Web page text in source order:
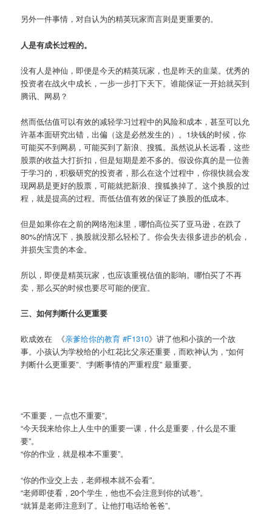
另外一件事情，对自认为的精英玩家而言则是更重要的。
人是有成长过程的。
没有人是神仙，即便是今天的精英玩家，也是昨天的韭菜。优秀的
投资者在战火中成长，一步一步打下天下。谁能保证一开始就买到
腾讯、网易？
然而低估值可以有效的减轻学习过程中的风险和成本，甚至可以允
许基本面研究出错，出偏（这是必然发生的）。1块钱的时候，你
可能买不到网易，可能买到了新浪、搜狐。虽然说从长远看，这些
股票的收益大打折扣，但是短期是差不多的。假设你真的是一位善
于学习的，积极研究的投资者，那么在这个过程中，你很快就会发
现网易是更好的股票，可能就把新浪、搜狐换掉了。这个换股的过
程，就是提高的过程。而低估值有效的保证了换股的低成本。
但是如果你在之前的网络泡沫里，哪怕高位买了亚马逊，在跌了
80%的情况下，换股就没那么轻松了。你会失去很多进步的机会，
并损失宝贵的本金。
所以，即便是精英玩家，也应该重视估值的影响。哪怕买了不再
卖，那么买的时候也要尽可能的便宜。
三、如何判断什么更重要
欧成效在 《亲爹给你的教育 #F1310》讲了他和小孩的一个故
事。小孩认为学校给的小红花比父亲还重要，而欧神认为，“如何
判断什么更重要”、“判断事情的严重程度” 最重要。
“不重要，一点也不重要”。
“今天我来给你上人生中的重要一课，什么是重要，什么是不重
要”。
“你的作业，就是根本不重要”。
“你的作业交上去，老师根本就不会看”。
“老师即使看，20个学生，他也不会注意到你的试卷”。
“就算是老师注意到了。让他打电话给爸爸”。